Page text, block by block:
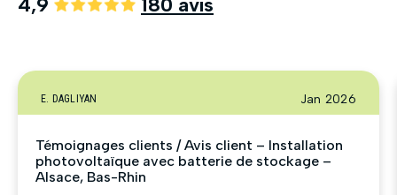
4,9 180 avis
E. DAGLIYAN Jan 2026
Témoignages clients / Avis client – Installation
photovoltaïque avec batterie de stockage –
Alsace, Bas-Rhin